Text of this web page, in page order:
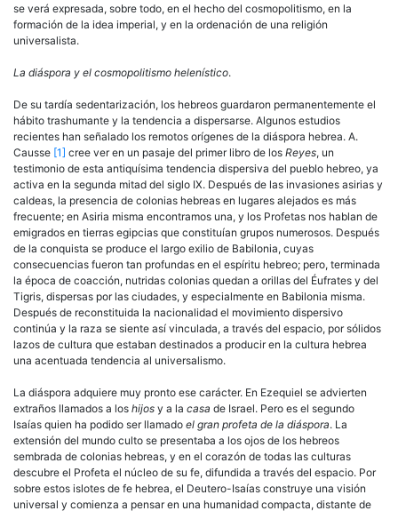
se verá expresada, sobre todo, en el hecho del cosmopolitismo, en la
formación de la idea imperial, y en la ordenación de una religión
universalista.
La diáspora y el cosmopolitismo helenístico.
De su tardía sedentarización, los hebreos guardaron permanentemente el
hábito trashumante y la tendencia a dispersarse. Algunos estudios
recientes han señalado los remotos orígenes de la diáspora hebrea. A.
Causse [1] cree ver en un pasaje del primer libro de los Reyes, un
testimonio de esta antiquísima tendencia dispersiva del pueblo hebreo, ya
activa en la segunda mitad del siglo IX. Después de las invasiones asirias y
caldeas, la presencia de colonias hebreas en lugares alejados es más
frecuente; en Asiria misma encontramos una, y los Profetas nos hablan de
emigrados en tierras egipcias que constituían grupos numerosos. Después
de la conquista se produce el largo exilio de Babilonia, cuyas
consecuencias fueron tan profundas en el espíritu hebreo; pero, terminada
la época de coacción, nutridas colonias quedan a orillas del Éufrates y del
Tigris, dispersas por las ciudades, y especialmente en Babilonia misma.
Después de reconstituida la nacionalidad el movimiento dispersivo
continúa y la raza se siente así vinculada, a través del espacio, por sólidos
lazos de cultura que estaban destinados a producir en la cultura hebrea
una acentuada tendencia al universalismo.
La diáspora adquiere muy pronto ese carácter. En Ezequiel se advierten
extraños llamados a los hijos y a la casa de Israel. Pero es el segundo
Isaías quien ha podido ser llamado el gran profeta de la diáspora. La
extensión del mundo culto se presentaba a los ojos de los hebreos
sembrada de colonias hebreas, y en el corazón de todas las culturas
descubre el Profeta el núcleo de su fe, difundida a través del espacio. Por
sobre estos islotes de fe hebrea, el Deutero-Isaías construye una visión
universal y comienza a pensar en una humanidad compacta, distante de